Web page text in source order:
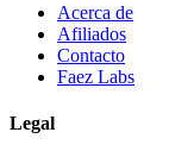
Acerca de
Afiliados
Contacto
Faez Labs
Legal